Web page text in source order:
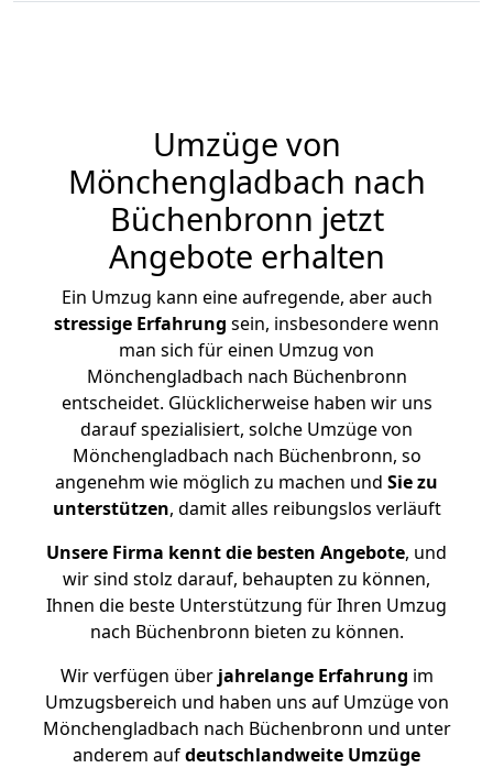
Umzüge von
Mönchengladbach nach
Büchenbronn jetzt
Angebote erhalten
Ein Umzug kann eine aufregende, aber auch
stressige Erfahrung sein, insbesondere wenn
man sich für einen Umzug von
Mönchengladbach nach Büchenbronn
entscheidet. Glücklicherweise haben wir uns
darauf spezialisiert, solche Umzüge von
Mönchengladbach nach Büchenbronn, so
angenehm wie möglich zu machen und Sie zu
unterstützen, damit alles reibungslos verläuft
Unsere Firma kennt die besten Angebote, und
wir sind stolz darauf, behaupten zu können,
Ihnen die beste Unterstützung für Ihren Umzug
nach Büchenbronn bieten zu können.
Wir verfügen überjahrelange Erfahrung im
Umzugsbereich und haben uns auf Umzüge von
Mönchengladbach nach Büchenbronn und unter
anderem aufdeutschlandweite Umzüge